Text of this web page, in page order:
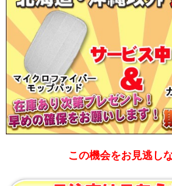
この機会をお見逃し